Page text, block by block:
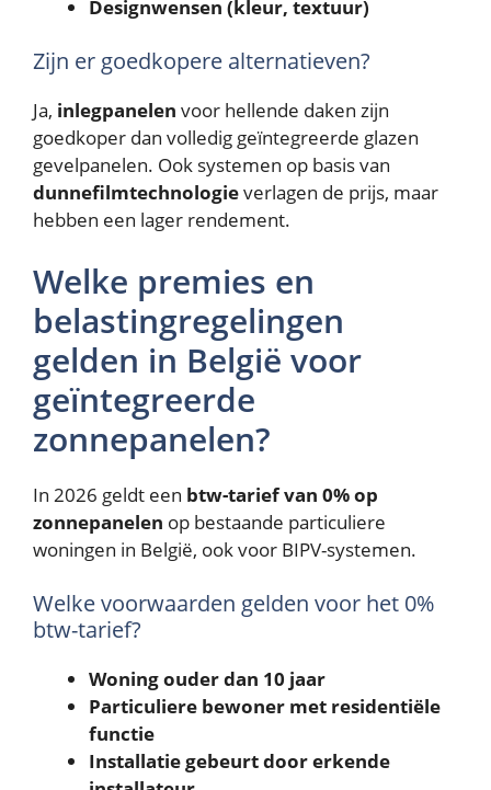
Designwensen (kleur, textuur)
Zijn er goedkopere alternatieven?
Ja, inlegpanelen voor hellende daken zijn
goedkoper dan volledig geïntegreerde glazen
gevelpanelen. Ook systemen op basis van
dunnefilmtechnologieverlagen de prijs, maar
hebben een lager rendement.
Welke premies en
belastingregelingen
gelden in België voor
geïntegreerde
zonnepanelen?
In 2026 geldt een btw-tarief van 0% op
zonnepanelen op bestaande particuliere
woningen in België, ook voor BIPV-systemen.
Welke voorwaarden gelden voor het 0%
btw-tarief?
Woning ouder dan 10 jaar
Particuliere bewoner met residentiële
functie
Installatie gebeurt door erkende